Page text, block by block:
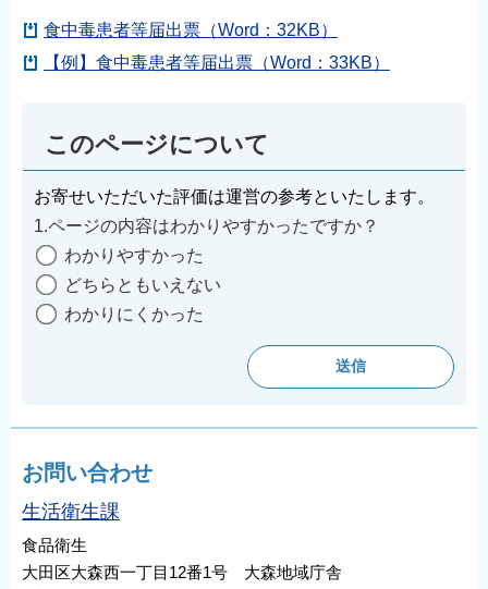
食中毒患者等届出票（Word：32KB）
【例】食中毒患者等届出票（Word：33KB）
このページについて
お寄せいただいた評価は運営の参考といたします。
1.ページの内容はわかりやすかったですか？
わかりやすかった
どちらともいえない
わかりにくかった
お問い合わせ
生活衛生課
食品衛生
大田区大森西一丁目12番1号 大森地域庁舎